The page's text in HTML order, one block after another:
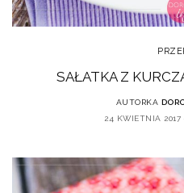
SAŁATKA Z
AUTORKA
24 KWIETNIA 2017